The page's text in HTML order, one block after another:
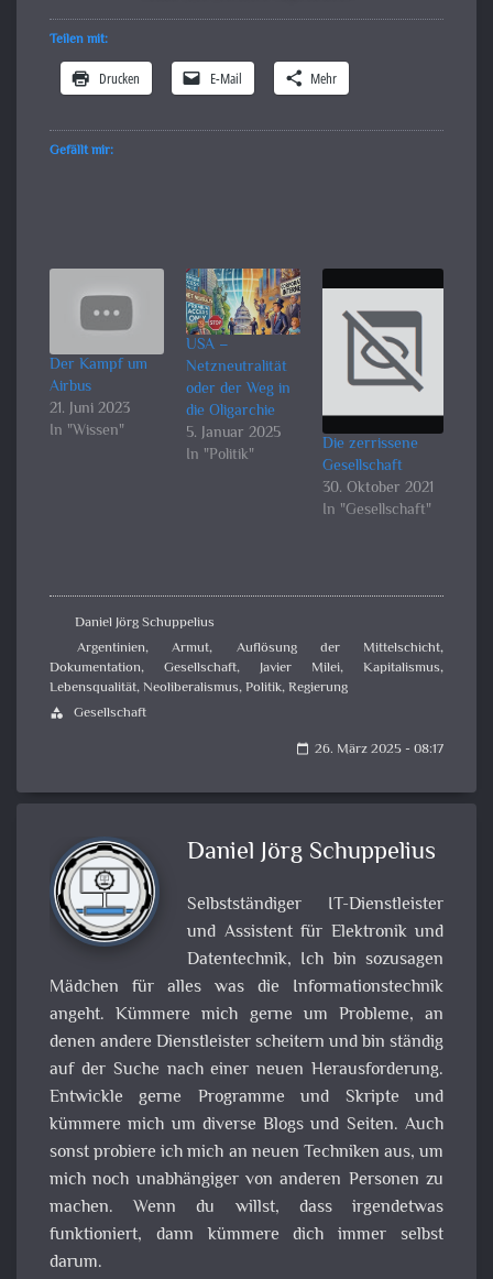
Teilen mit:
Drucken E-Mail Mehr
Gefällt mir:
Der Kampf um
Airbus
21. Juni 2023
In "Wissen"
USA –
Netzneutralität
oder der Weg in
die Oligarchie
5. Januar 2025
In "Politik"
Die zerrissene
Gesellschaft
30. Oktober 2021
In "Gesellschaft"
Daniel Jörg Schuppelius
Argentinien,Armut, Auflösung der Mittelschicht,
Dokumentation, Gesellschaft, Javier Milei, Kapitalismus,
Lebensqualität,Neoliberalismus,Politik,Regierung
category Gesellschaft
calendar_today 26. März 2025 - 08:17
Daniel Jörg Schuppelius
Selbstständiger IT-Dienstleister
und Assistent für Elektronik und
Datentechnik, Ich bin sozusagen
Mädchen für alles was die Informationstechnik
angeht. Kümmere mich gerne um Probleme, an
denen andere Dienstleister scheitern und bin ständig
auf der Suche nach einer neuen Herausforderung.
Entwickle gerne Programme und Skripte und
kümmere mich um diverse Blogs und Seiten. Auch
sonst probiere ich mich an neuen Techniken aus, um
mich noch unabhängiger von anderen Personen zu
machen. Wenn du willst, dass irgendetwas
funktioniert, dann kümmere dich immer selbst
darum.